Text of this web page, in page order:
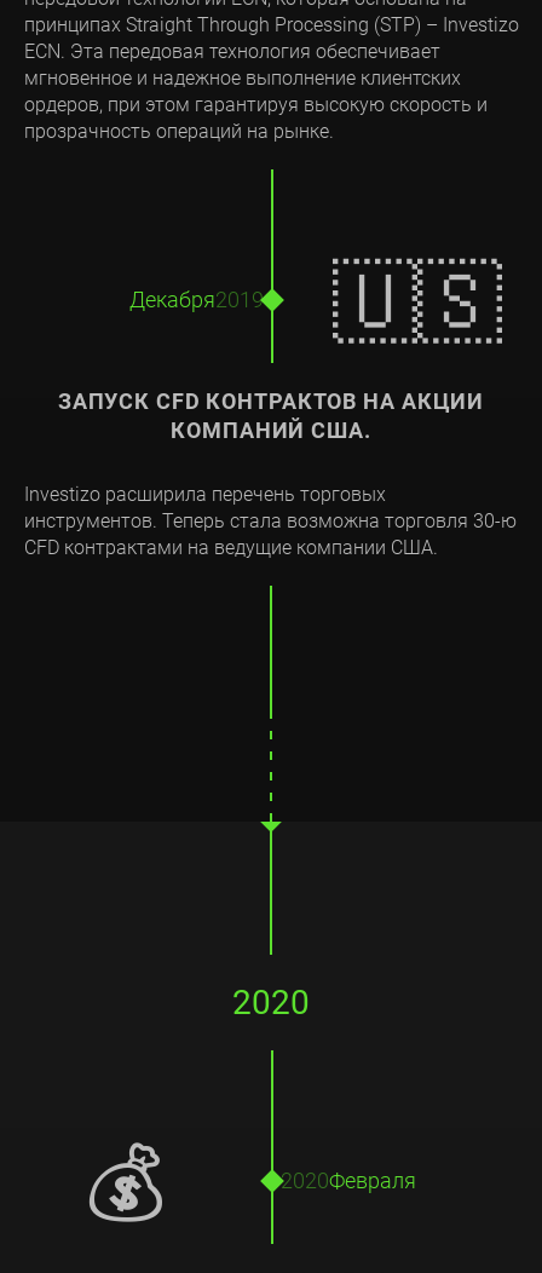
принципах Straight Through Processing (STP) – Investizo
ECN. Эта передовая технология обеспечивает
мгновенное и надежное выполнение клиентских
ордеров, при этом гарантируя высокую скорость и
прозрачность операций на рынке.
ЗАПУСК CFD КОНТРАКТОВ НА АКЦИИ
КОМПАНИЙ США.
Investizo расширила перечень торговых
инструментов. Теперь стала возможна торговля 30-ю
CFD контрактами на ведущие компании США.
Декабря2019 🇺🇸
2020
Февраля
2020
💰